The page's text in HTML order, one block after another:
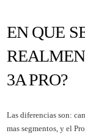
EN QUE
3A PRO?
Las diferencias son:
mas segmentos, y el